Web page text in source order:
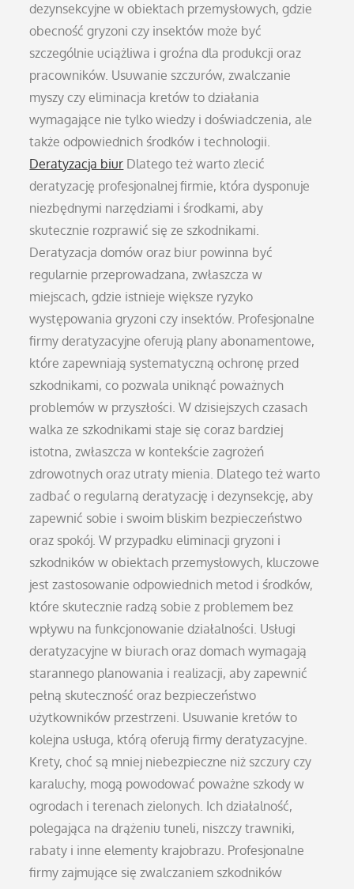
dezynsekcyjne w obiektach przemysłowych, gdzie
obecność gryzoni czy insektów może być
szczególnie uciążliwa i groźna dla produkcji oraz
pracowników. Usuwanie szczurów, zwalczanie
myszy czy eliminacja kretów to działania
wymagające nie tylko wiedzy i doświadczenia, ale
także odpowiednich środków i technologii.
Deratyzacja biur Dlatego też warto zlecić
deratyzację profesjonalnej firmie, która dysponuje
niezbędnymi narzędziami i środkami, aby
skutecznie rozprawić się ze szkodnikami.
Deratyzacja domów oraz biur powinna być
regularnie przeprowadzana, zwłaszcza w
miejscach, gdzie istnieje większe ryzyko
występowania gryzoni czy insektów. Profesjonalne
firmy deratyzacyjne oferują plany abonamentowe,
które zapewniają systematyczną ochronę przed
szkodnikami, co pozwala uniknąć poważnych
problemów w przyszłości. W dzisiejszych czasach
walka ze szkodnikami staje się coraz bardziej
istotna, zwłaszcza w kontekście zagrożeń
zdrowotnych oraz utraty mienia. Dlatego też warto
zadbać o regularną deratyzację i dezynsekcję, aby
zapewnić sobie i swoim bliskim bezpieczeństwo
oraz spokój. W przypadku eliminacji gryzoni i
szkodników w obiektach przemysłowych, kluczowe
jest zastosowanie odpowiednich metod i środków,
które skutecznie radzą sobie z problemem bez
wpływu na funkcjonowanie działalności. Usługi
deratyzacyjne w biurach oraz domach wymagają
starannego planowania i realizacji, aby zapewnić
pełną skuteczność oraz bezpieczeństwo
użytkowników przestrzeni. Usuwanie kretów to
kolejna usługa, którą oferują firmy deratyzacyjne.
Krety, choć są mniej niebezpieczne niż szczury czy
karaluchy, mogą powodować poważne szkody w
ogrodach i terenach zielonych. Ich działalność,
polegająca na drążeniu tuneli, niszczy trawniki,
rabaty i inne elementy krajobrazu. Profesjonalne
firmy zajmujące się zwalczaniem szkodników